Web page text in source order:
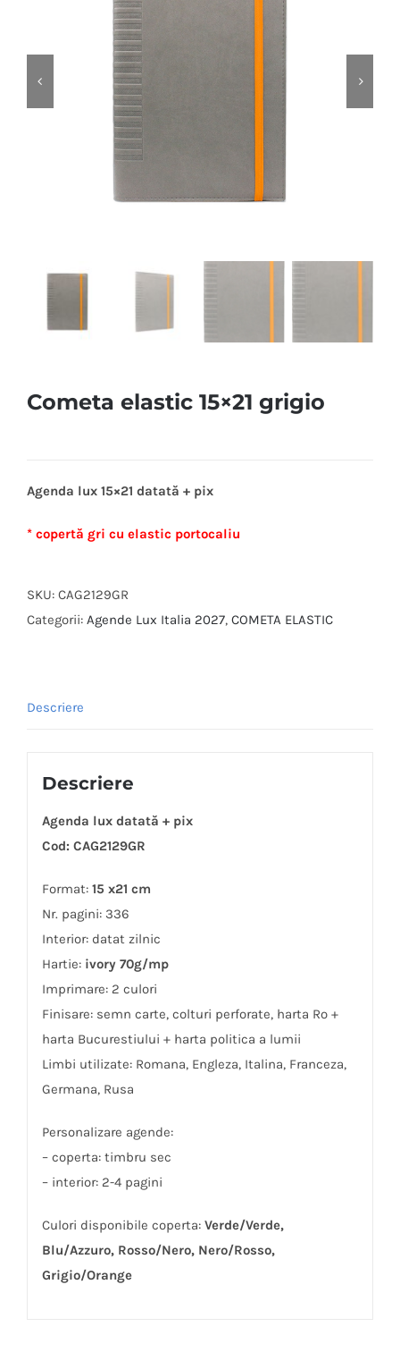
Cometa elastic 15×21 grigio
Agenda lux 15×21 datată + pix
* copertă gri cu elastic portocaliu
SKU: CAG2129GR
Categorii: Agende Lux Italia 2027, COMETA ELASTIC
Descriere
Descriere
Agenda lux datată + pix
Cod: CAG2129GR
Format: 15 x21 cm
Nr. pagini: 336
Interior: datat zilnic
Hartie: ivory 70g/mp
Imprimare: 2 culori
Finisare: semn carte, colturi perforate, harta Ro +
harta Bucurestiului + harta politica a lumii
Limbi utilizate: Romana, Engleza, Italina, Franceza,
Germana, Rusa
Personalizare agende:
– coperta: timbru sec
– interior: 2-4 pagini
Culori disponibile coperta: Verde/Verde,
Blu/Azzuro, Rosso/Nero, Nero/Rosso,
Grigio/Orange